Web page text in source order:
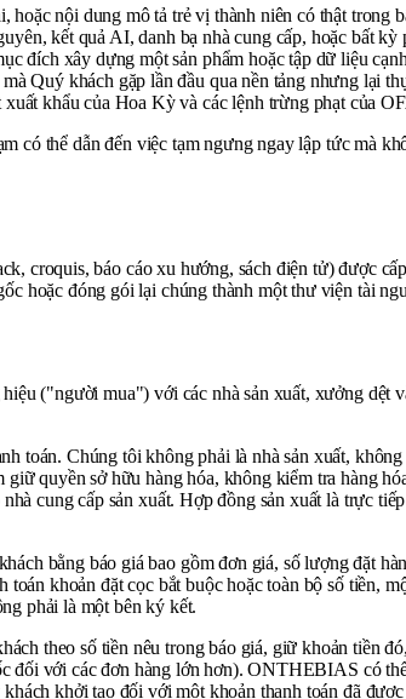
nội dung mô tả trẻ vị thành niên có thật trong
kết quả AI, danh bạ nhà cung cấp, hoặc bất kỳ
đích xây dựng một sản phẩm hoặc tập dữ liệu
Quý khách gặp lần đầu qua nền tảng nhưng lại
khẩu của Hoa Kỳ và các lệnh trừng phạt của
có thể dẫn đến việc tạm ngưng ngay lập tức mà
croquis, báo cáo xu hướng, sách điện tử) được
hoặc đóng gói lại chúng thành một thư viện tài
("người mua") với các nhà sản xuất, xưởng dệt
Chúng tôi không phải là nhà sản xuất,
quyền sở hữu hàng hóa, không kiểm tra hàng
cung cấp sản xuất. Hợp đồng sản xuất là trực
bằng báo giá bao gồm đơn giá, số lượng đặt
khoản đặt cọc bắt buộc hoặc toàn bộ số tiền,
phải là một bên ký kết.
theo số tiền nêu trong báo giá, giữ khoản tiền
đối với các đơn hàng lớn hơn). ONTHEBIAS có
khởi tạo đối với một khoản thanh toán đã